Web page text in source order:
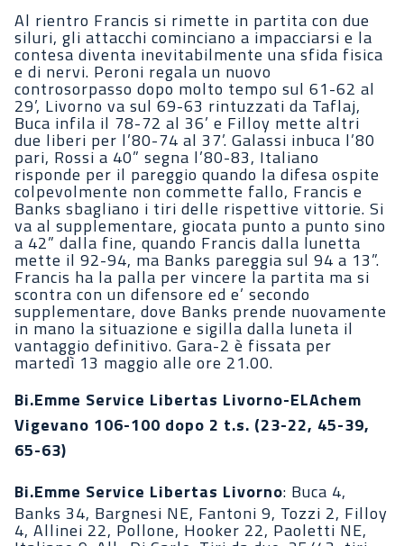
Al rientro Francis si rimette in partita con due
siluri, gli attacchi cominciano a impacciarsi e la
contesa diventa inevitabilmente una sfida fisica
e di nervi. Peroni regala un nuovo
controsorpasso dopo molto tempo sul 61-62 al
29’, Livorno va sul 69-63 rintuzzati da Taflaj,
Buca infila il 78-72 al 36’ e Filloy mette altri
due liberi per l’80-74 al 37’. Galassi inbuca l’80
pari, Rossi a 40” segna l’80-83, Italiano
risponde per il pareggio quando la difesa ospite
colpevolmente non commette fallo, Francis e
Banks sbagliano i tiri delle rispettive vittorie. Si
va al supplementare, giocata punto a punto sino
a 42” dalla fine, quando Francis dalla lunetta
mette il 92-94, ma Banks pareggia sul 94 a 13”.
Francis ha la palla per vincere la partita ma si
scontra con un difensore ed e’ secondo
supplementare, dove Banks prende nuovamente
in mano la situazione e sigilla dalla luneta il
vantaggio definitivo. Gara-2 è fissata per
martedì 13 maggio alle ore 21.00.
Bi.Emme Service Libertas Livorno-ELAchem
Vigevano 106-100 dopo 2 t.s. (23-22, 45-39,
65-63)
Bi.Emme Service Libertas Livorno: Buca 4,
Banks 34, Bargnesi NE, Fantoni 9, Tozzi 2, Filloy
4, Allinei 22, Pollone, Hooker 22, Paoletti NE,